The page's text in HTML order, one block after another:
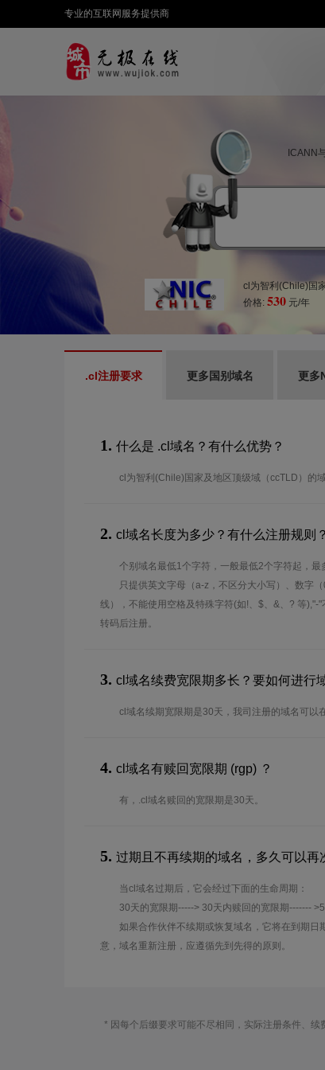
专业的互联网服务提供商
ICANN
cl为智利(Chile)国
价格: 530 元/年
.cl注册要求 更多国别域名 更多
1. 什么是 .cl域名？有什么优势？
cl为智利(Chile)国家及地区顶级域（ccTLD）的域
2. cl域名长度为多少？有什么注册规则？
个别域名最低1个字符，一般最低2个字符起，最
只提供英文字母（a-z，不区分大小写）、数字
线），不能使用空格及特殊字符(如!、$、&、? 等),"-
转码后注册。
3. cl域名续费宽限期多长？要如何进行
cl域名续期宽限期是30天，我司注册的域名可以
4. cl域名有赎回宽限期 (rgp) ？
有，.cl域名赎回的宽限期是30天。
5. 过期且不再续期的域名，多久可以再
当cl域名过期后，它会经过下面的生命周期：
30天的宽限期-----> 30天内赎回的宽限期-------
如果合作伙伴不续期或恢复域名，它将在到期日
意，域名重新注册，应遵循先到先得的原则。
* 因每个后缀要求可能不尽相同，实际注册条件、续